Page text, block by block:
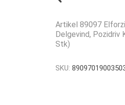
Artikel 89097
Delgevind, Pozidriv
Stk)
SKU: